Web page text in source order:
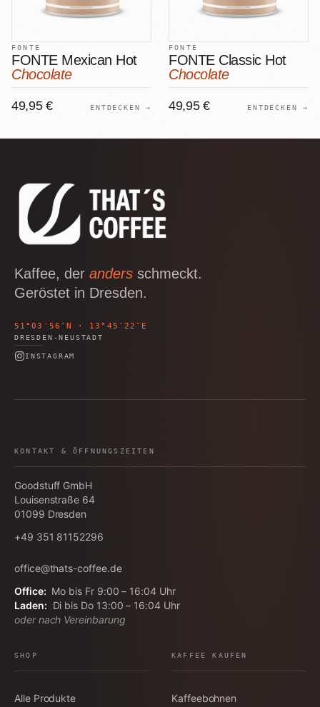
FONTE
FONTE Mexican Hot
Chocolate
49,95 € ENTDECKEN →
FONTE
FONTE Classic Hot
Chocolate
49,95 € ENTDECKEN →
Kaffee, der anders schmeckt.
Geröstet in Dresden.
51°03′56″N · 13°45′22″E
DRESDEN-NEUSTADT
INSTAGRAM
KONTAKT & ÖFFNUNGSZEITEN
Goodstuff GmbH
Louisenstraße 64
01099 Dresden
+49 351 81152296
office@thats-coffee.de
Office: Mo bis Fr 9:00 – 16:04 Uhr
Laden: Di bis Do 13:00 – 16:04 Uhr
oder nach Vereinbarung
SHOP
Alle Produkte
KAFFEE KAUFEN
Kaffeebohnen